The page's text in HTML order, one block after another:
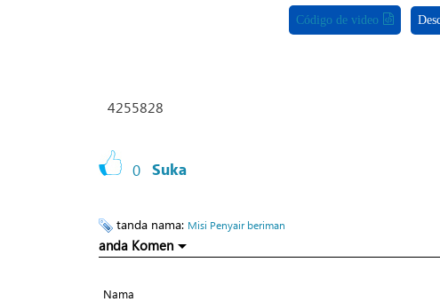
Código de video
4255828
0 Suka
tanda nama: Misi Penyair beriman
anda Komen
Nama